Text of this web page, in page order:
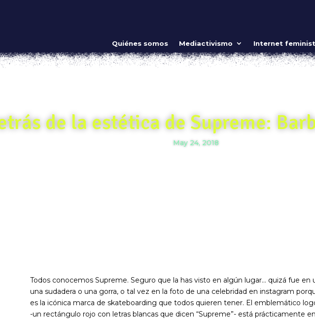
Quiénes somos Mediactivismo Internet
de la estética de Supreme:
May 24, 2018
Todos conocemos Supreme. Seguro que la has visto en algún lugar… quizá fue en
una sudadera o una gorra, o tal vez en la foto de una celebridad en instagram
es la icónica marca de skateboarding que todos quieren tener. El emblemático
-un rectángulo rojo con letras blancas que dicen “Supreme”- está prácticamente